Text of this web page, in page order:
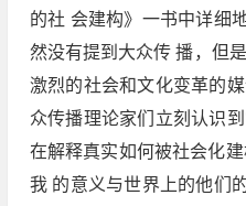
的社 会建构》一书中详细
然没有提到大众传 播，但
激烈的社会和文化变革的
众传播理论家们立刻认识
在解释真实如何被社会化
我 的意义与世界上的他们